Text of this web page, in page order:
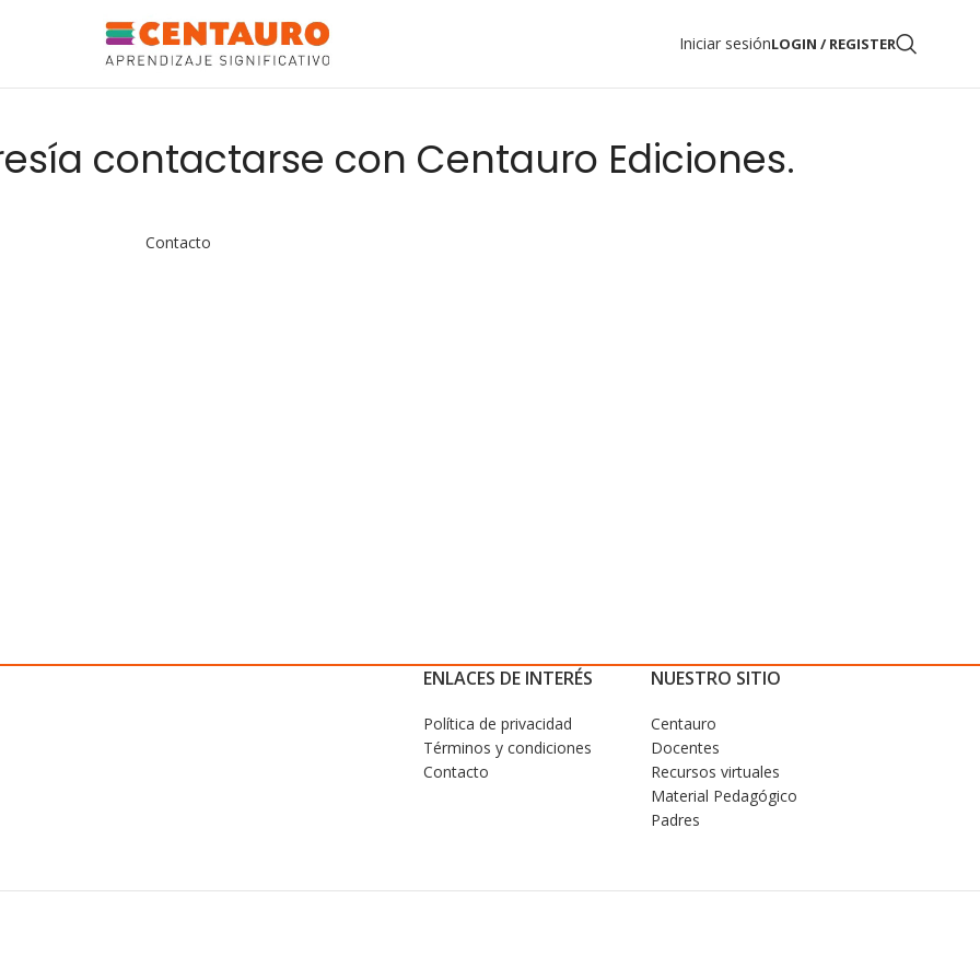
Iniciar sesiónLOGIN / REGISTER
contactarse con Centauro Ediciones.
Contacto
ENLACES DE INTERÉS
Política de privacidad
Términos y condiciones
Contacto
NUESTRO SITIO
Centauro
Docentes
Recursos virtuales
Material Pedagógico
Padres